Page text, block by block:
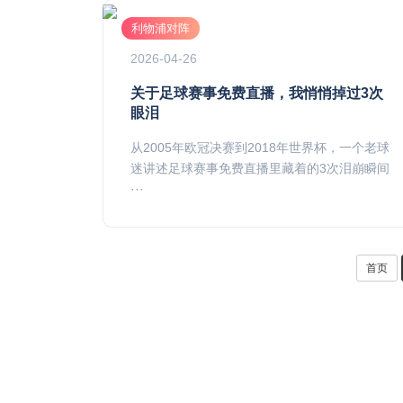
利物浦对阵
2026-04-26
关于足球赛事免费直播，我悄悄掉过3次
眼泪
从2005年欧冠决赛到2018年世界杯，一个老球
迷讲述足球赛事免费直播里藏着的3次泪崩瞬间
···
首页